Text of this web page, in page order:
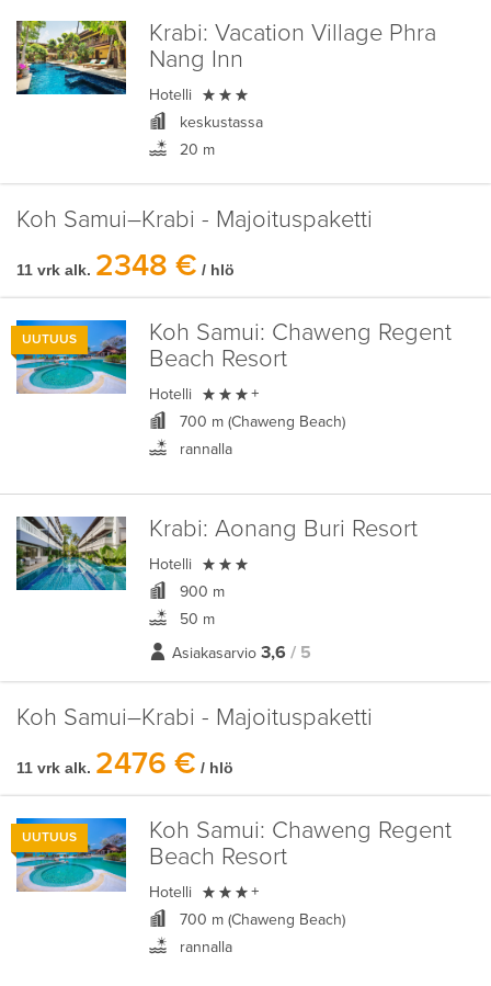
Krabi: Vacation Village Phra
Nang Inn
Hotelli 
keskustassa
20 m
Koh Samui–Krabi - Majoituspaketti
11 vrk alk. 2348 € / hlö
UUTUUS Koh Samui: Chaweng Regent
Beach Resort
Hotelli  +
700 m (Chaweng Beach)
rannalla
Krabi: Aonang Buri Resort
Hotelli 
900 m
50 m
Asiakasarvio 3,6 / 5
Koh Samui–Krabi - Majoituspaketti
11 vrk alk. 2476 € / hlö
UUTUUS Koh Samui: Chaweng Regent
Beach Resort
Hotelli  +
700 m (Chaweng Beach)
rannalla